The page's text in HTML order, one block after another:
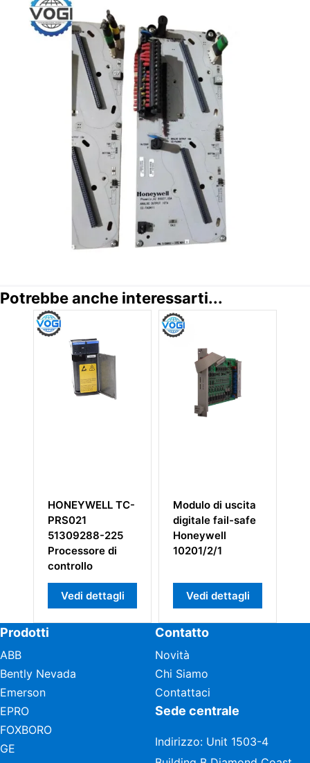
Potrebbe anche interessarti...
HONEYWELL TC-
PRS021
51309288-225
Processore di
controllo
Vedi dettagli
Modulo di uscita
digitale fail-safe
Honeywell
10201/2/1
Vedi dettagli
Prodotti
ABB
Bently Nevada
Emerson
EPRO
FOXBORO
GE
Contatto
Novità
Chi Siamo
Contattaci
Sede centrale
Indirizzo: Unit 1503-4